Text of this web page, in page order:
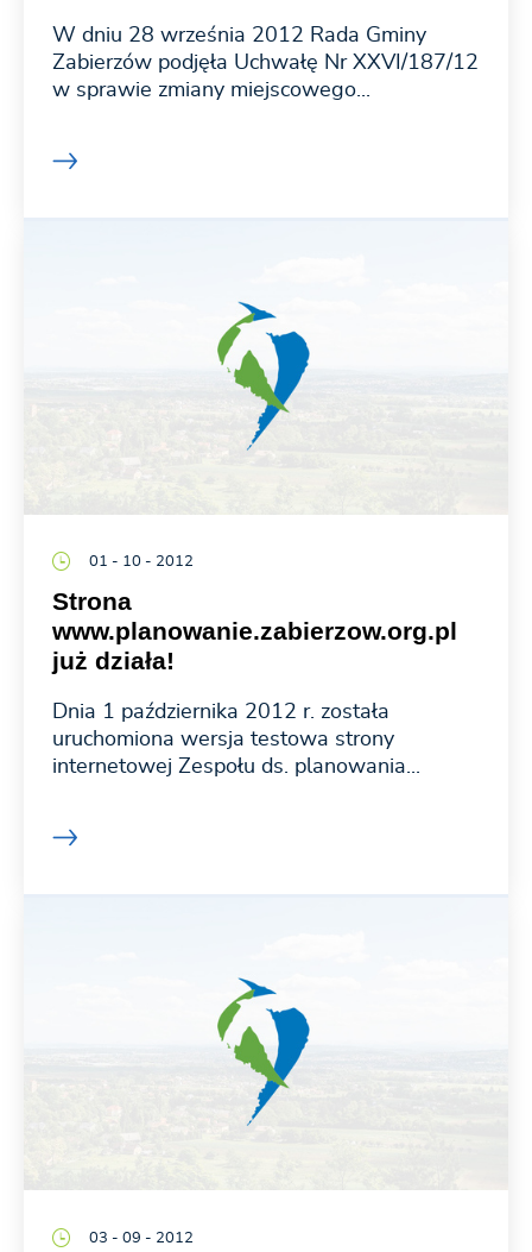
W dniu 28 września 2012 Rada Gminy
Zabierzów podjęła Uchwałę Nr XXVI/187/12
w sprawie zmiany miejscowego...
01 - 10 - 2012
Strona
www.planowanie.zabierzow.org.pl
już działa!
Dnia 1 października 2012 r. została
uruchomiona wersja testowa strony
internetowej Zespołu ds. planowania...
03 - 09 - 2012